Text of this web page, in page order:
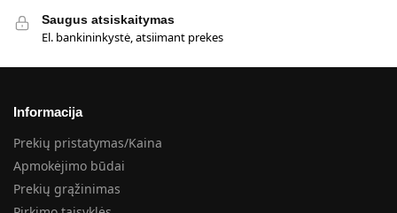
Saugus atsiskaitymas
El. bankininkystė, atsiimant prekes
Informacija
Prekių pristatymas/Kaina
Apmokėjimo būdai
Prekių grąžinimas